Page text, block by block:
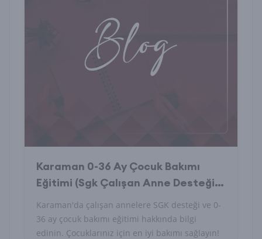
Karaman 0-36 Ay Çocuk Bakımı
Eğitimi (Sgk Çalışan Anne Desteği)
Nedir
Karaman'da çalışan annelere SGK desteği ve 0-
36 ay çocuk bakımı eğitimi hakkında bilgi
edinin. Çocuklarınız için en iyi bakımı sağlayın!